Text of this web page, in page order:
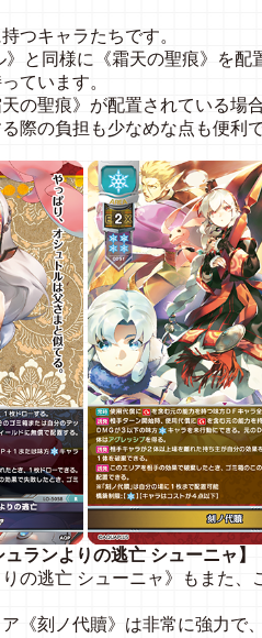
つキャラたちです。
》と同様に《霜天の聖痕》を
ています。
の聖痕》が配置されている場
際の負担も少なめな点も便利
ュランよりの逃亡 シューニャ
りの逃亡 シューニャ》もまた
《刻ノ代贖》は非常に強力で